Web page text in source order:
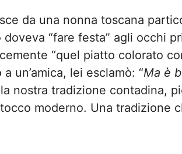
da una nonna toscana
“fare festa” agli occhi
“quel piatto colorato
un’amica, lei esclamò: “Ma è
nostra tradizione contadina,
moderno. Una tradizione